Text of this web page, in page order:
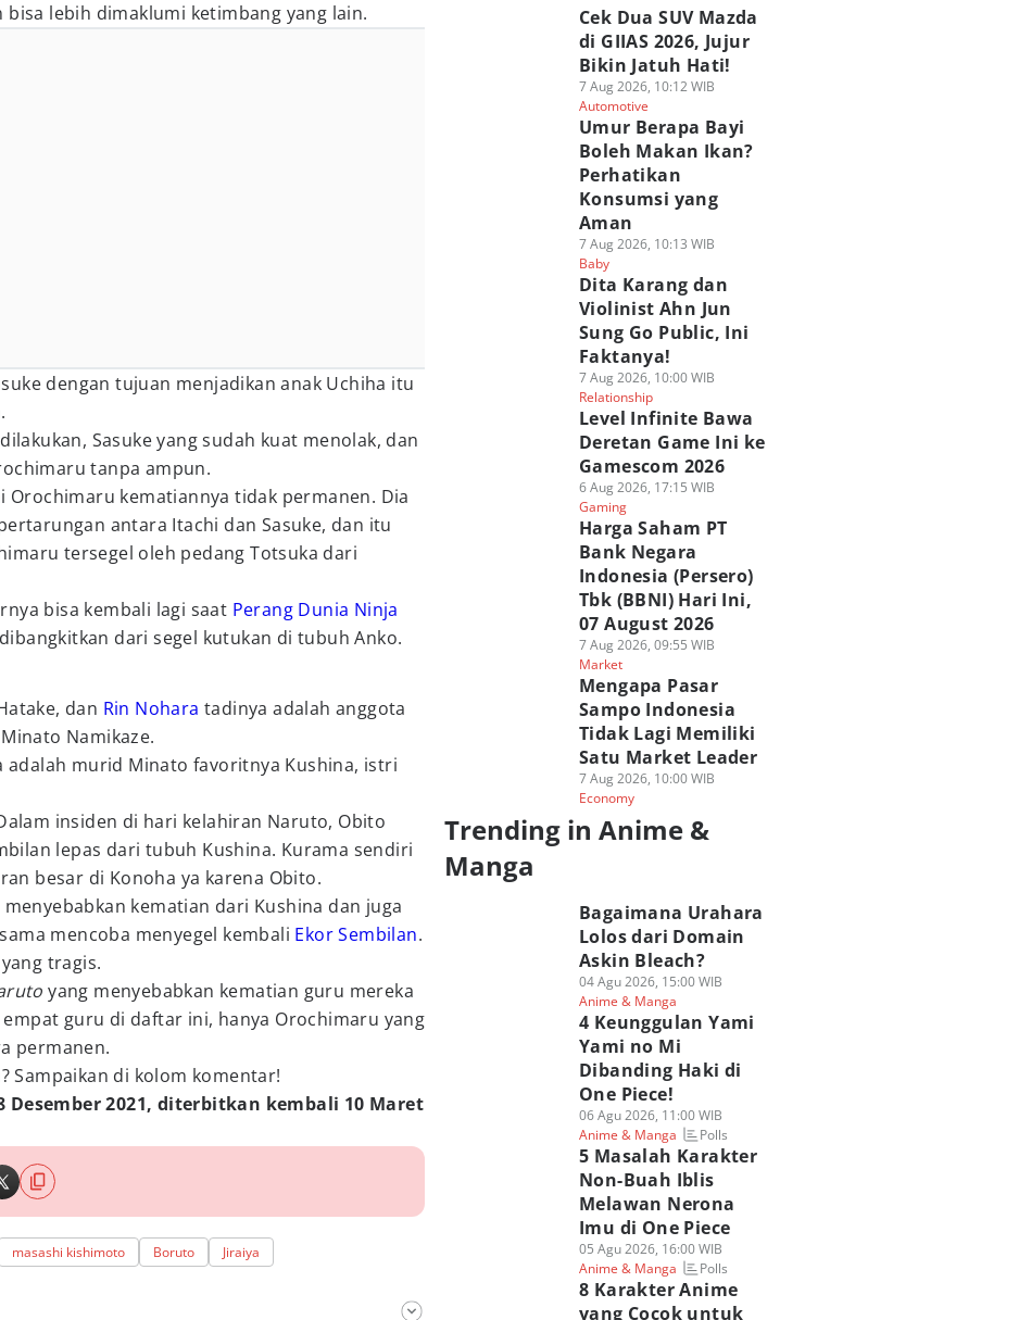
bisa lebih dimaklumi ketimbang yang lain.
dengan tujuan menjadikan anak Uchiha itu
Sasuke yang sudah kuat menolak, dan
tanpa ampun.
Orochimaru kematiannya tidak permanen. Dia
antara Itachi dan Sasuke, dan itu
tersegel oleh pedang Totsuka dari
bisa kembali lagi saat Perang Dunia Ninja
dari segel kutukan di tubuh Anko.
dan Rin Nohara tadinya adalah anggota
Namikaze.
adalah murid Minato favoritnya Kushina, istri
insiden di hari kelahiran Naruto, Obito
lepas dari tubuh Kushina. Kurama sendiri
besar di Konoha ya karena Obito.
kematian dari Kushina dan juga
mencoba menyegel kembali Ekor Sembilan.
tragis.
yang menyebabkan kematian guru mereka
guru di daftar ini, hanya Orochimaru yang
permanen.
Sampaikan di kolom komentar!
2021, diterbitkan kembali 10 Maret
masashi kishimoto Boruto Jiraiya
Cek Dua SUV Mazda
di GIIAS 2026, Jujur
Bikin Jatuh Hati!
7 Aug 2026, 10:12 WIB
Automotive
Umur Berapa Bayi
Boleh Makan Ikan?
Perhatikan
Konsumsi yang
Aman
7 Aug 2026, 10:13 WIB
Baby
Dita Karang dan
Violinist Ahn Jun
Sung Go Public, Ini
Faktanya!
7 Aug 2026, 10:00 WIB
Relationship
Level Infinite Bawa
Deretan Game Ini ke
Gamescom 2026
6 Aug 2026, 17:15 WIB
Gaming
Harga Saham PT
Bank Negara
Indonesia (Persero)
Tbk (BBNI) Hari Ini,
07 August 2026
7 Aug 2026, 09:55 WIB
Market
Mengapa Pasar
Sampo Indonesia
Tidak Lagi Memiliki
Satu Market Leader
7 Aug 2026, 10:00 WIB
Economy
Trending in Anime &
Manga
Bagaimana Urahara
Lolos dari Domain
Askin Bleach?
04 Agu 2026, 15:00 WIB
Anime & Manga
4 Keunggulan Yami
Yami no Mi
Dibanding Haki di
One Piece!
06 Agu 2026, 11:00 WIB
Anime & Manga
Polls
5 Masalah Karakter
Non-Buah Iblis
Melawan Nerona
Imu di One Piece
05 Agu 2026, 16:00 WIB
Anime & Manga
Polls
8 Karakter Anime
yang Cocok untuk